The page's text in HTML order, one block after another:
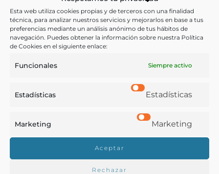
Esta web utiliza cookies propias y de terceros con una finalidad
técnica, para analizar nuestros servicios y mejorarlos en base a tus
preferencias mediante un análisis anónimo de tus hábitos de
navegación. Puedes obtener la información sobre nuestra Política
de Cookies en el siguiente enlace:
Funcionales Siempre activo
Estadísticas Estadísticas
Marketing Marketing
Aceptar
Rechazar
Exposición de Productos Andaluces para la
Exportación (1923: Sevilla)
Sevilla - 1923
Real Academia de Gastronomía